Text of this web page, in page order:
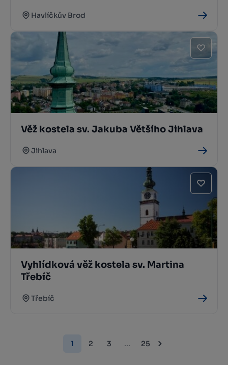
Havlíčkův Brod
Věž kostela sv. Jakuba Většího Jihlava
Jihlava
Vyhlídková věž kostela sv. Martina
Třebíč
Třebíč
1 2 3 ... 25